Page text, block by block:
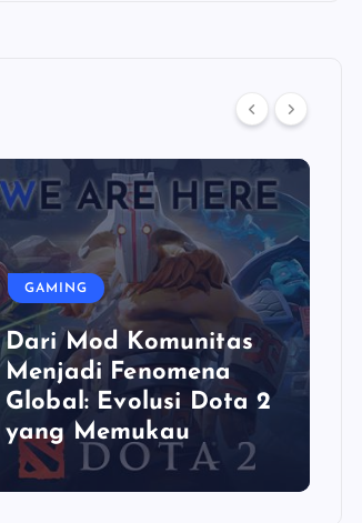
GAMING
Dari Mod Komunitas
Menjadi Fenomena
Global: Evolusi Dota 2
yang Memukau